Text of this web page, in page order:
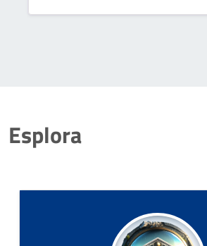
È composta dal sindaco, da tre
Esplora